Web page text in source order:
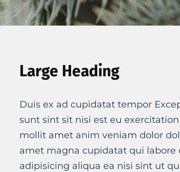
Large Heading
Duis ex ad cupidatat tempor
sunt sint sit nisi est eu
mollit amet anim veniam dolor
amet magna cupidatat qui
adipisicing aliqua ea nisi sint ut